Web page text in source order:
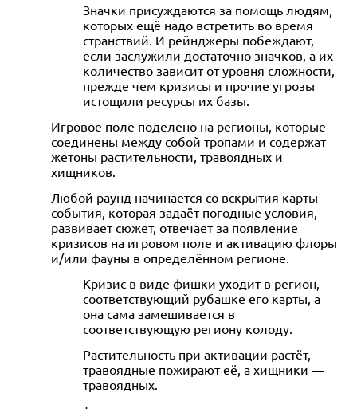
Уведомить о наличии
Значки присуждаются за помощь людям,
которых ещё надо встретить во время
странствий. И рейнджеры побеждают,
если заслужили достаточно значков, а их
количество зависит от уровня сложности,
прежде чем кризисы и прочие угрозы
истощили ресурсы их базы.
Игровое поле поделено на регионы, которые
соединены между собой тропами и содержат
жетоны растительности, травоядных и
хищников.
Любой раунд начинается со вскрытия карты
события, которая задаёт погодные условия,
развивает сюжет, отвечает за появление
кризисов на игровом поле и активацию флоры
и/или фауны в определённом регионе.
Кризис в виде фишки уходит в регион,
соответствующий рубашке его карты, а
она сама замешивается в
соответствующую региону колоду.
Растительность при активации растёт,
травоядные пожирают её, а хищники —
травоядных.